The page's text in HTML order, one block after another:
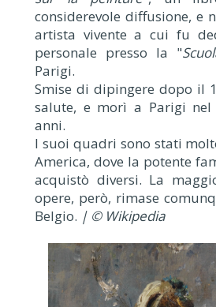
considerevole diffusione, e
artista vivente a cui fu
personale presso la "
Parigi.
Smise di dipingere dopo il
salute, e morì a Parigi
anni.
I suoi quadri sono stati
America, dove la potente
acquistò diversi. La
opere, però, rimase
Belgio. | © Wikipedia